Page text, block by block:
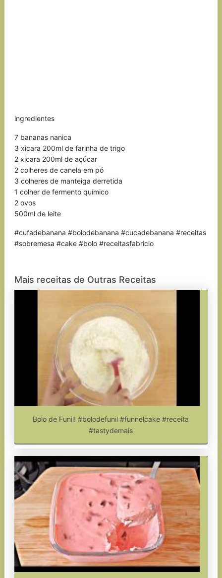
ingredientes
7 bananas nanica
3 xicara 200ml de farinha de trigo
2 xicara 200ml de açúcar
2 colheres de canela em pó
3 colheres de manteiga derretida
1 colher de fermento químico
2 ovos
500ml de leite
#cufadebanana #bolodebanana #cucadebanana #receitas
#sobremesa #cake #bolo #receitasfabricio
Mais receitas de Outras Receitas
Bolo de Funil! #bolodefunil #funnelcake #receita
#tastydemais